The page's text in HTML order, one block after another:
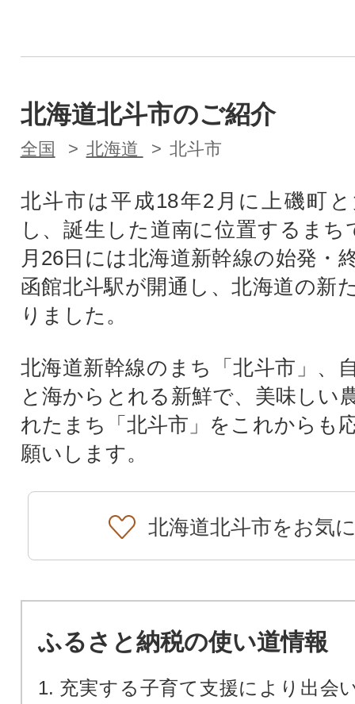
北海道北斗市のご紹介
全国 北海道 北斗市
北斗市は平成18年2月に上磯町
し、誕生した道南に位置するまち
月26日には北海道新幹線の始発・
函館北斗駅が開通し、北海道の新
りました。
北海道新幹線のまち「北斗市」、
と海からとれる新鮮で、美味しい
れたまち「北斗市」をこれからも
願いします。
北海道北斗市をお気
ふるさと納税の使い道情報
1. 充実する子育て支援により出会